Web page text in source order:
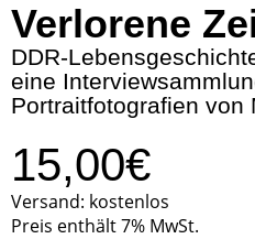
Verlorene
DDR-
eine
Portraitfotografien von
15,00€
Versand: kostenlos
Preis enthält 7% MwSt.